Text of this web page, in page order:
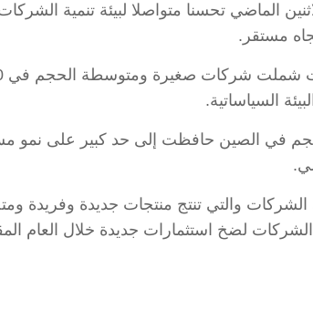
صدر يوم الاثنين الماضي تحسنا متواصلا لبيئة
مستقر.
السياساتية.
نحو 64 في المائة من تلك الشركات والتي تنتج منتجات